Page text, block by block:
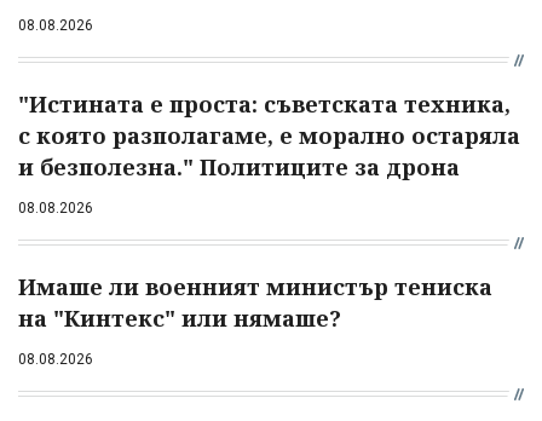
08.08.2026
"Истината е проста: съветската техника,
с която разполагаме, е морално остаряла
и безполезна." Политиците за дрона
08.08.2026
Имаше ли военният министър тениска
на "Кинтекс" или нямаше?
08.08.2026